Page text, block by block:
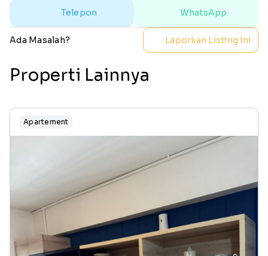
Telepon WhatsApp
Ada Masalah? Laporkan Listing ini
Properti Lainnya
Apartement